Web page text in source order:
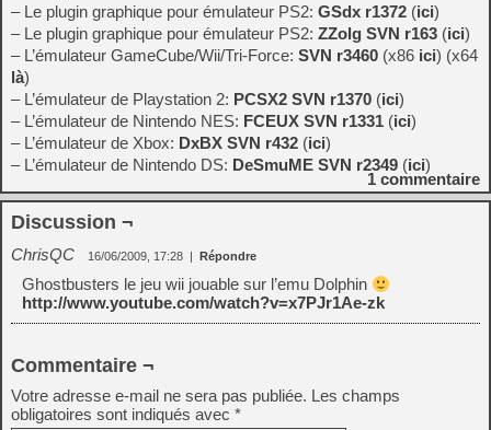
– Le plugin graphique pour émulateur PS2: GSdx r1372 (ici)
– Le plugin graphique pour émulateur PS2: ZZolg SVN r163 (ici)
– L’émulateur GameCube/Wii/Tri-Force: SVN r3460 (x86 ici) (x64
là)
– L’émulateur de Playstation 2: PCSX2 SVN r1370 (ici)
– L’émulateur de Nintendo NES: FCEUX SVN r1331 (ici)
– L’émulateur de Xbox: DxBX SVN r432 (ici)
– L’émulateur de Nintendo DS: DeSmuME SVN r2349 (ici)
1 commentaire
Discussion ¬
ChrisQC 16/06/2009, 17:28 | Répondre
Ghostbusters le jeu wii jouable sur l’emu Dolphin
http://www.youtube.com/watch?v=x7PJr1Ae-zk
Commentaire ¬
Votre adresse e-mail ne sera pas publiée. Les champs
obligatoires sont indiqués avec *